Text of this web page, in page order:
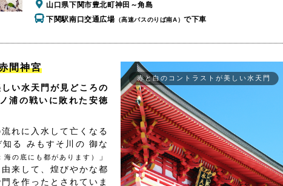
山口県下関市豊北町神田～角島
下関駅南口交通広場 （高速バスのりば南A）で下車
間神宮
い水天門が見どころの
浦の戦いに敗れた安徳
れに入水して亡くなる
る みもすそ川の 御な
海の底にも都があります）
」
来して、煌びやかな都
を作ったとされていま
赤と白のコントラストが美しい水天門